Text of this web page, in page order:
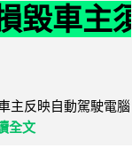
毀車主須
主反映自動駕駛電腦
全文